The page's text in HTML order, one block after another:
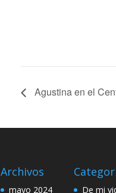
Agustina en el
Archivos
mayo 2024 De mi